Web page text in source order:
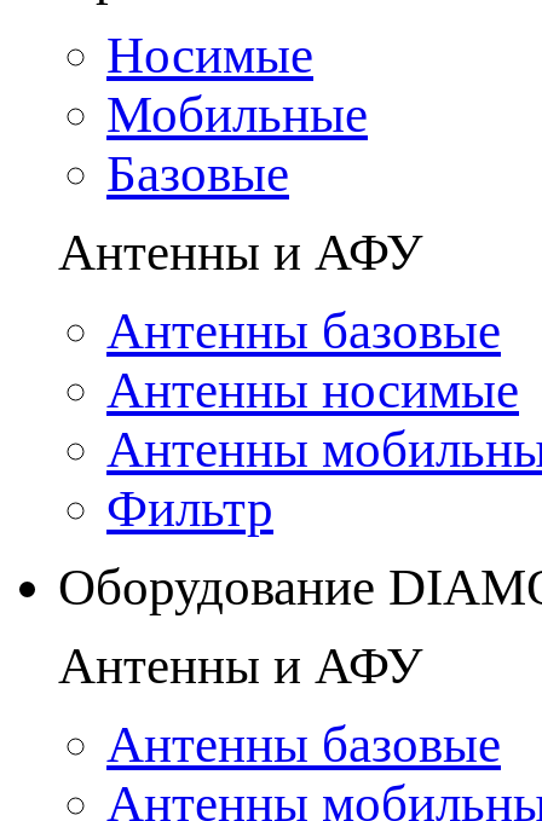
Носимые
Мобильные
Базовые
Антенны и АФУ
Антенны базовые
Антенны носимые
Антенны
Фильтр
Оборудование
Антенны и АФУ
Антенны базовые
Антенны